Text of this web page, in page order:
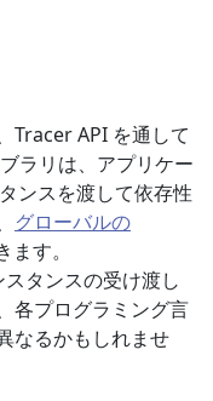
Tracer API を通して
ラリは、アプリケー
ンスを渡して依存性
グローバルの
す。
タンスの受け渡し
各プログラミング言
なるかもしれませ